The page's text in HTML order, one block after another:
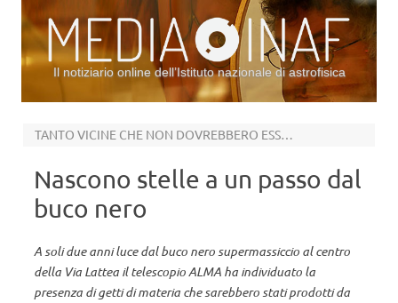
Il notiziario online dell’Istituto nazionale di astrofisica
TANTO VICINE CHE NON DOVREBBERO ESSERCI
Nascono stelle a un passo dal
buco nero
A soli due anni luce dal buco nero supermassiccio al centro
della Via Lattea il telescopio ALMA ha individuato la
presenza di getti di materia che sarebbero stati prodotti da